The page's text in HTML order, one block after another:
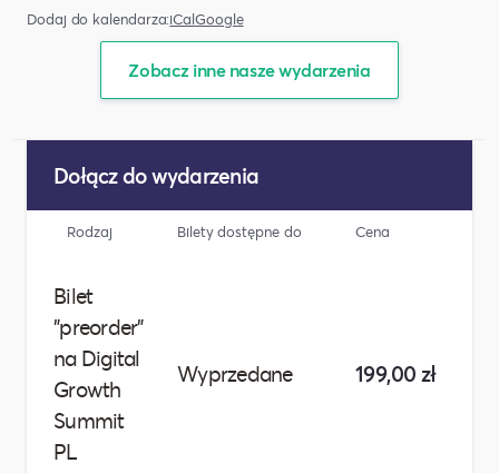
Dodaj do kalendarza:iCalGoogle
Zobacz inne nasze wydarzenia
Dołącz do wydarzenia
Rodzaj Bilety dostępne do Cena
Bilet
"preorder"
na Digital
Growth
Summit
PL
Wyprzedane 199,00 zł